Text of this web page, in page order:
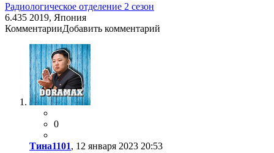
Радиологическое отделение 2 сезон
6.435 2019, Япония
КомментарииДобавить комментарий
0
Тина1101, 12 января 2023 20:53